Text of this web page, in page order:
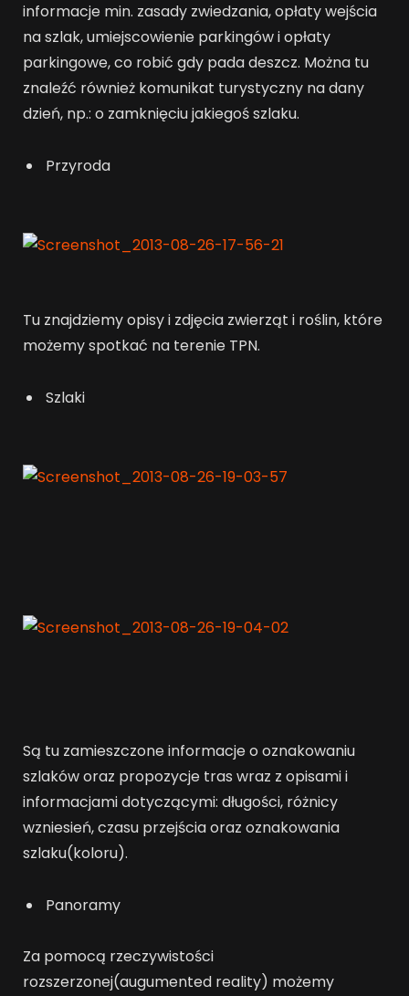
informacje min. zasady zwiedzania, opłaty wejścia
na szlak, umiejscowienie parkingów i opłaty
parkingowe, co robić gdy pada deszcz. Można tu
znaleźć również komunikat turystyczny na dany
dzień, np.: o zamknięciu jakiegoś szlaku.
Przyroda
Tu znajdziemy opisy i zdjęcia zwierząt i roślin, które
możemy spotkać na terenie TPN.
Szlaki
Są tu zamieszczone informacje o oznakowaniu
szlaków oraz propozycje tras wraz z opisami i
informacjami dotyczącymi: długości, różnicy
wzniesień, czasu przejścia oraz oznakowania
szlaku(koloru).
Panoramy
Za pomocą rzeczywistości
rozszerzonej(augumented reality) możemy